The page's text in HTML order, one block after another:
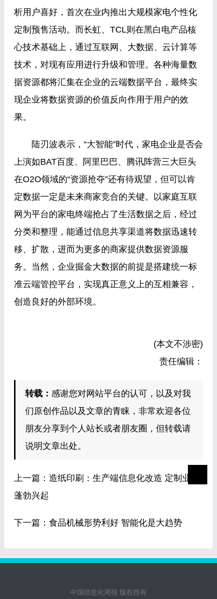
析用户喜好，首次在业内推出大规模家电个性化
定制预售活动。而长虹、TCL则在黑白电产品核
心技术基础上，通过互联网、大数据、云计算等
技术，对现有应用进行升级和管理。各种海量数
据资源都将汇集在企业的云端数据平台，最终实
现企业将数据资源的价值反向作用于用户的效
果。
陆刃波表示，“大智能”时代，家电企业是否会
上演如BAT百度、阿里巴巴、腾讯阵营三大巨头
在O2O领域的“资源抢夺”还有待观望，但可以肯
定数据一定是未来商家竞合的关键。以家庭互联
网为平台的家电终端抢占了生活数据之后，经过
分类和整理，能通过信息共享渠道将数据迅速转
移、扩散，进而为更多的商家提供数据资源服
务。当然，企业掘金大数据的前提是搭建统一标
准云端管控平台，实现真正意义上的互相兼容，
创造良好的外部环境。
(本文不涉密)
责任编辑：
转载： 感谢您对网站平台的认可，以及对我
们原创作品以及文章的青睐，非常欢迎各位
朋友分享到个人站长或者朋友圈，但转载请
说明文章出处。
上一篇： 造纸印刷：生产端信息化改造 定制业务
蓬勃兴起
下一篇： 食品机械形势利好 智能化是大趋势
中国信息化周报 版权所有